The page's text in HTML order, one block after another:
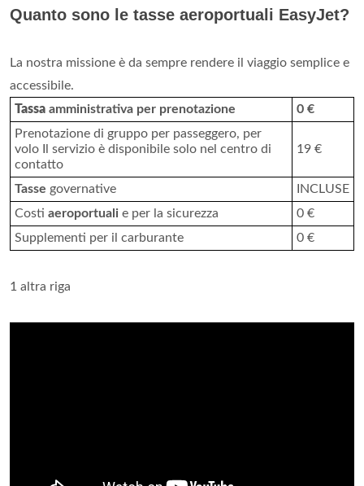
Quanto sono le tasse aeroportuali EasyJet?
La nostra missione è da sempre rendere il viaggio semplice e
accessibile.
Tassa amministrativa per prenotazione
0 €
Prenotazione di gruppo per passeggero, per
volo Il servizio è disponibile solo nel centro di
contatto
19 €
Tasse governative
INCLUSE
Costi aeroportuali e per la sicurezza
0 €
Supplementi per il carburante
0 €
1 altra riga